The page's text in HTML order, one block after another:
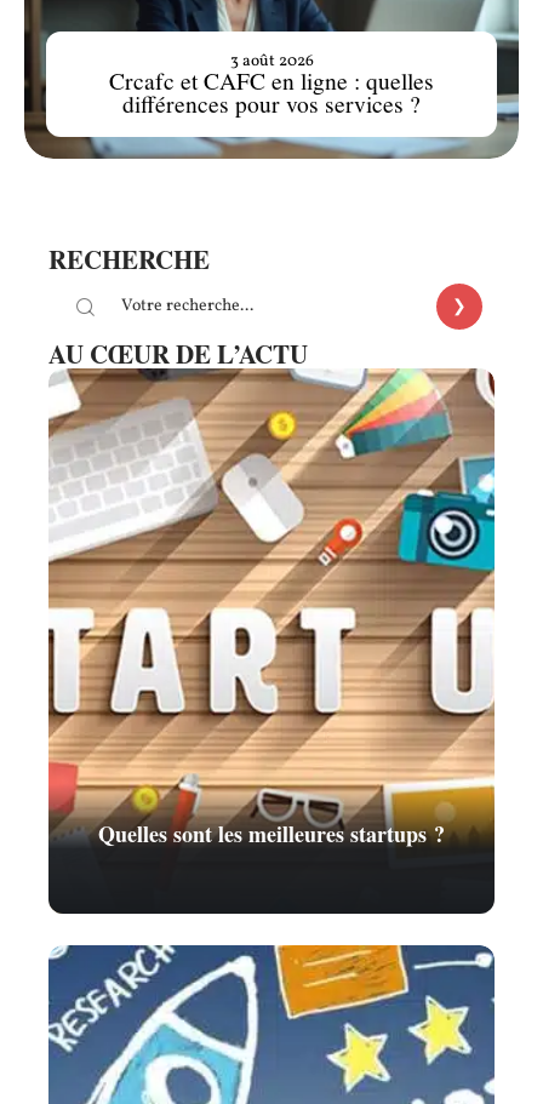
Crcafc et CAFC en ligne : quelles
différences pour vos services ?
3 août 2026
RECHERCHE
AU CŒUR DE L’ACTU
Quelles sont les meilleures startups ?